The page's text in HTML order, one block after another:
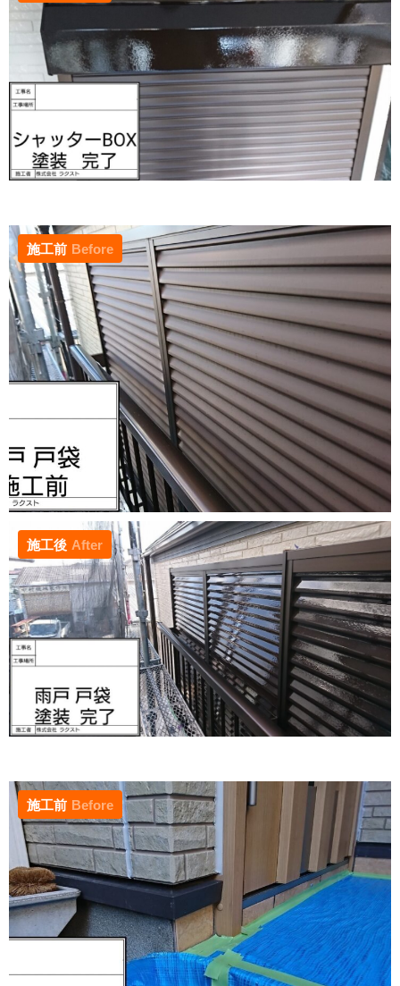
施工前 Before
施工後 After
施工前 Before